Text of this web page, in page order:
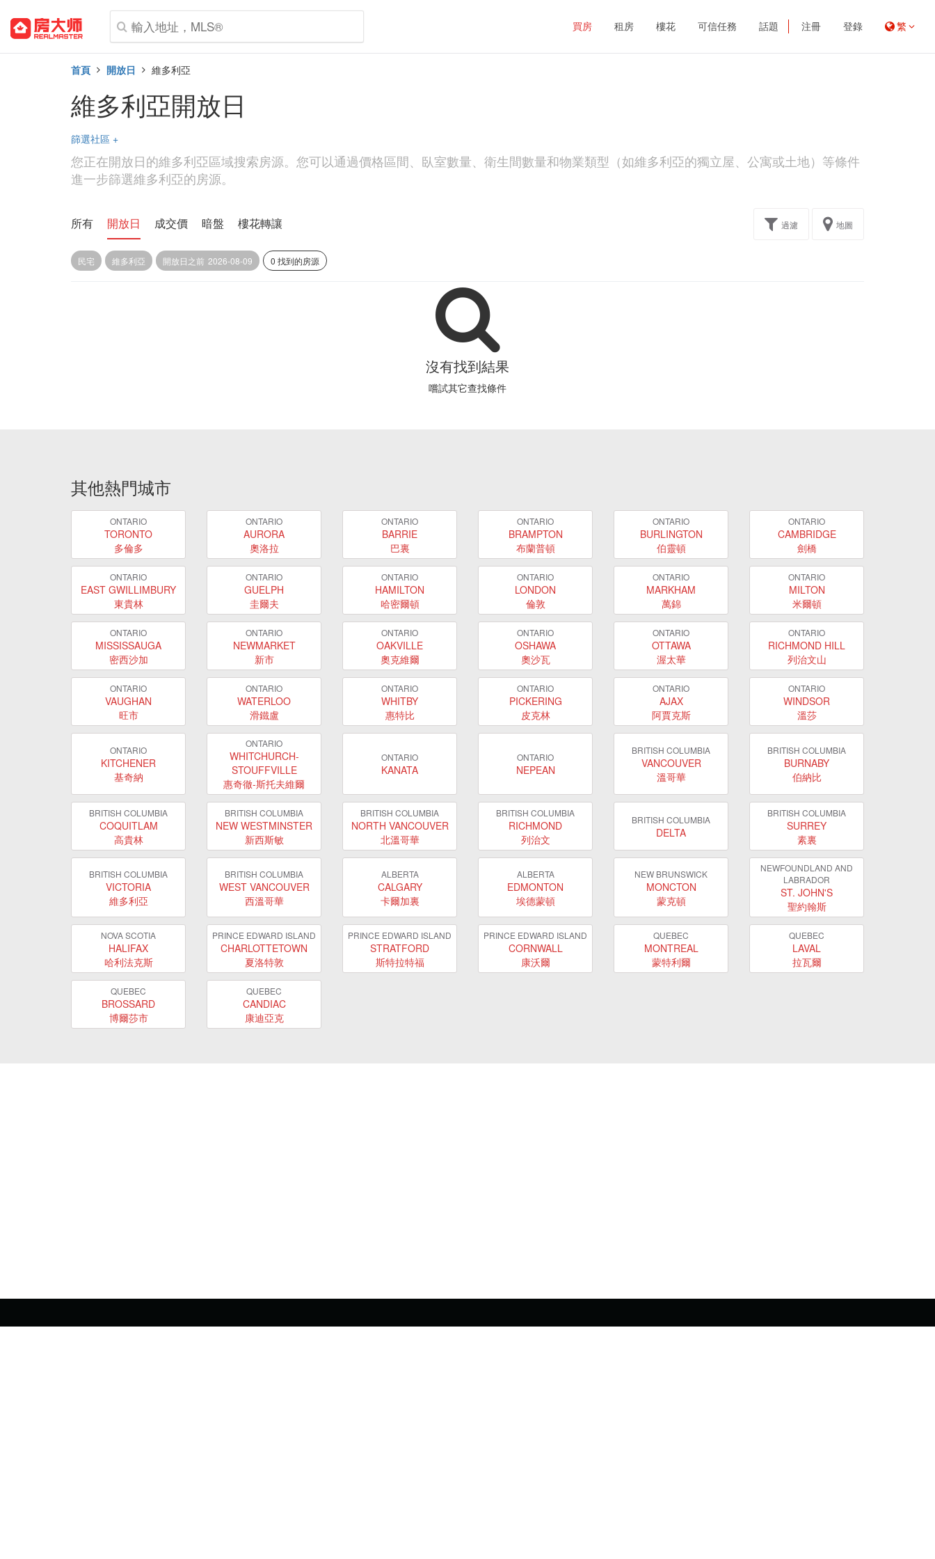
買房 租房 樓花 可信任務 話題 注冊 登錄 繁
首頁 開放日 維多利亞
維多利亞開放日
篩選社區 +
您正在開放日的維多利亞區域搜索房源。您可以通過價格區間、臥室數量、衛生間數量和物業類型（如維多利亞的獨立屋、公寓或土地）等條件
進一步篩選維多利亞的房源。
所有 開放日 成交價 暗盤 樓花轉讓 過濾 地圖
民宅 維多利亞 開放日之前 2026-08-09 0 找到的房源
沒有找到結果
嚐試其它查找條件
其他熱門城市
ONTARIO
TORONTO
多倫多
ONTARIO
AURORA
奧洛拉
ONTARIO
BARRIE
巴裏
ONTARIO
BRAMPTON
布蘭普頓
ONTARIO
BURLINGTON
伯靈頓
ONTARIO
CAMBRIDGE
劍橋
ONTARIO
EAST GWILLIMBURY
東貴林
ONTARIO
GUELPH
圭爾夫
ONTARIO
HAMILTON
哈密爾頓
ONTARIO
LONDON
倫敦
ONTARIO
MARKHAM
萬錦
ONTARIO
MILTON
米爾頓
ONTARIO
MISSISSAUGA
密西沙加
ONTARIO
NEWMARKET
新市
ONTARIO
OAKVILLE
奧克維爾
ONTARIO
OSHAWA
奧沙瓦
ONTARIO
OTTAWA
渥太華
ONTARIO
RICHMOND HILL
列治文山
ONTARIO
VAUGHAN
旺市
ONTARIO
WATERLOO
滑鐵盧
ONTARIO
WHITBY
惠特比
ONTARIO
PICKERING
皮克林
ONTARIO
AJAX
阿賈克斯
ONTARIO
WINDSOR
溫莎
ONTARIO
KITCHENER
基奇納
ONTARIO
WHITCHURCH-
STOUFFVILLE
惠奇徹-斯托夫維爾
ONTARIO
KANATA
ONTARIO
NEPEAN
BRITISH COLUMBIA
VANCOUVER
溫哥華
BRITISH COLUMBIA
BURNABY
伯納比
BRITISH COLUMBIA
COQUITLAM
高貴林
BRITISH COLUMBIA
NEW WESTMINSTER
新西斯敏
BRITISH COLUMBIA
NORTH VANCOUVER
北溫哥華
BRITISH COLUMBIA
RICHMOND
列治文
BRITISH COLUMBIA
DELTA
BRITISH COLUMBIA
SURREY
素裏
BRITISH COLUMBIA
VICTORIA
維多利亞
BRITISH COLUMBIA
WEST VANCOUVER
西溫哥華
ALBERTA
CALGARY
卡爾加裏
ALBERTA
EDMONTON
埃德蒙頓
NEW BRUNSWICK
MONCTON
蒙克頓
NEWFOUNDLAND AND
LABRADOR
ST. JOHN'S
聖約翰斯
NOVA SCOTIA
HALIFAX
哈利法克斯
PRINCE EDWARD ISLAND
CHARLOTTETOWN
夏洛特敦
PRINCE EDWARD ISLAND
STRATFORD
斯特拉特福
PRINCE EDWARD ISLAND
CORNWALL
康沃爾
QUEBEC
MONTREAL
蒙特利爾
QUEBEC
LAVAL
拉瓦爾
QUEBEC
BROSSARD
博爾莎市
QUEBEC
CANDIAC
康迪亞克